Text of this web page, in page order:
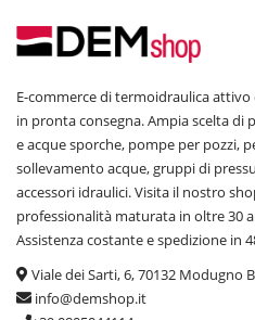
E-commerce di termoidraulica
in pronta consegna. Ampia scelta di
e acque sporche, pompe per pozzi,
sollevamento acque, gruppi di
accessori idraulici. Visita il nostro
professionalità maturata in oltre 30
Assistenza costante e spedizione in
Viale dei Sarti, 6, 70132 Modugno
info@demshop.it